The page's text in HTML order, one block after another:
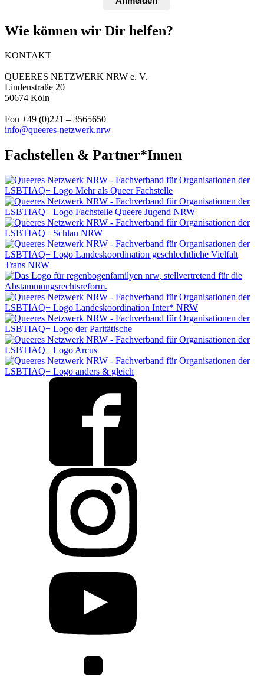
Wie können wir Dir helfen?
KONTAKT
QUEERES NETZWERK NRW e. V.
Lindenstraße 20
50674 Köln
Fon +49 (0)221 – 3565650
info@queeres-netzwerk.nrw
Fachstellen & Partner*Innen